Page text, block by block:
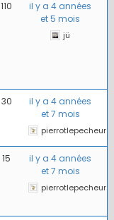
110
il y a 4 années
et 5 mois
jü
30
il y a 4 années
et 7 mois
pierrotlepecheur
15
il y a 4 années
et 7 mois
pierrotlepecheur